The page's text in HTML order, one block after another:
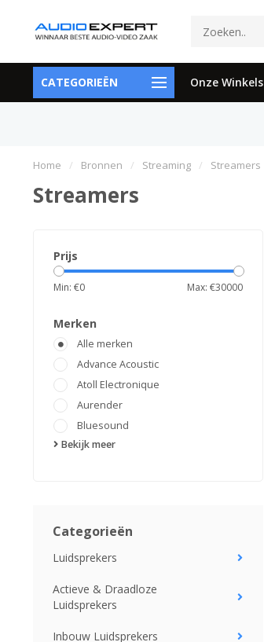
CATEGORIEËN Onze Winkels
073-6897729
Home / Bronnen / Streaming / Streamers
Streamers
Prijs
Min: €0 Max: €30000
Merken
Alle merken
Advance Acoustic
Atoll Electronique
Aurender
Bluesound
Bekijk meer
Categorieën
Luidsprekers
Actieve & Draadloze
Luidsprekers
Inbouw Luidsprekers